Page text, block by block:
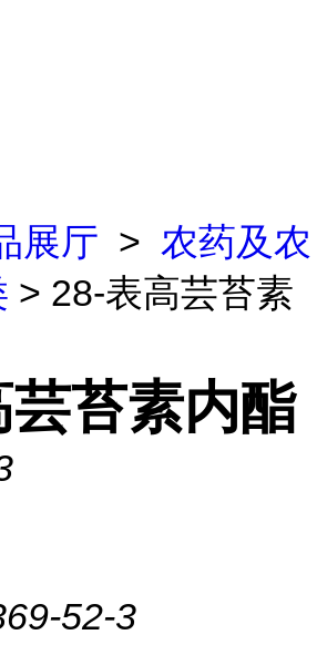
展厅 > 农药及农
> 28-表高芸苔素
苔素内酯
52-3